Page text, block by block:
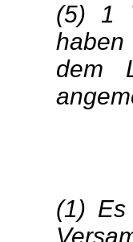
(5) 1
dem
(1) Es